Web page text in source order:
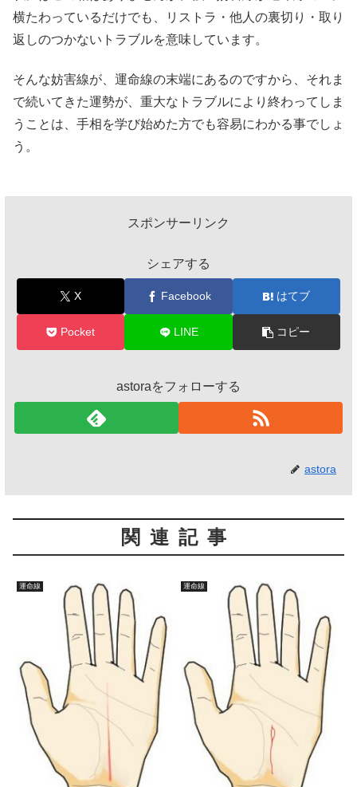
横たわっているだけでも、リストラ・他人の裏切り・取り
返しのつかないトラブルを意味しています。
そんな妨害線が、運命線の末端にあるのですから、それま
で続いてきた運勢が、重大なトラブルにより終わってしま
うことは、手相を学び始めた方でも容易にわかる事でしょ
う。
スポンサーリンク
シェアする
X Facebook はてブ
Pocket LINE コピー
astoraをフォローする
astora
関連記事
運命線 運命線